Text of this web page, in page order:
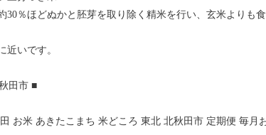
30％ほどぬかと胚芽を取り除く精米を行い、玄米よりも
近いです。
田市 ■
お米 あきたこまち 米どころ 東北 北秋田市 定期便 毎月